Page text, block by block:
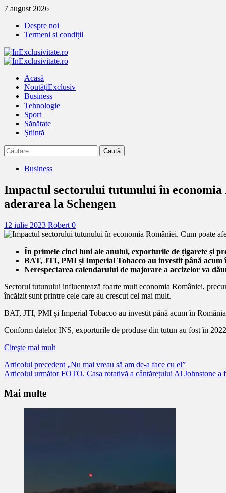
Treci
continut
7 august 2026
Despre noi
Termeni și condiții
Primary
Acasă
NoutățiExclusiv
Business
Tehnologie
Sport
Sănătate
Știință
Caută
după:
Business
Impactul sectorului tutunului în economia
aderarea la Schengen
12 iulie 2023 Robert 0
În primele cinci luni ale anului, exporturile de țigarete și
BAT, JTI, PMI și Imperial Tobacco au investit până
Nerespectarea calendarului de majorare a accizelor va
Sectorul tutunului influențează foarte mult economia României,
încălzit sunt printre cele care au crescut cel mai mult.
BAT, JTI, PMI și Imperial Tobacco au investit până acum în
Conform datelor INS, exporturile de produse din tutun au fost în
Citeşte mai mult
Citește
mai
mult
Articolul precedent „Nu mai vreau să am de-a face cu el”
Articolul următorFOTO. Casa rotativă a cântărețului Al Johnstone a
Mai multe